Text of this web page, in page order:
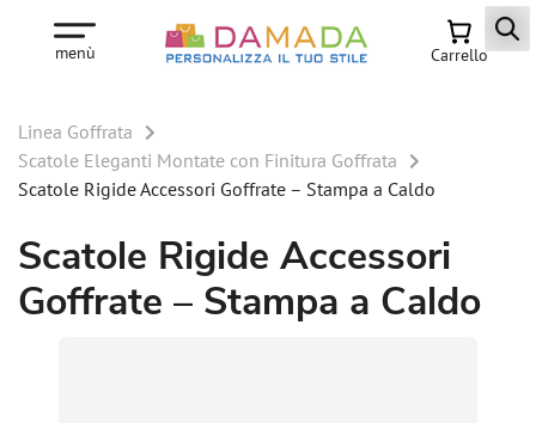
menù Carrello
Linea Goffrata
Scatole Eleganti Montate con Finitura Goffrata
Scatole Rigide Accessori Goffrate – Stampa a Caldo
Scatole Rigide Accessori
Goffrate – Stampa a Caldo